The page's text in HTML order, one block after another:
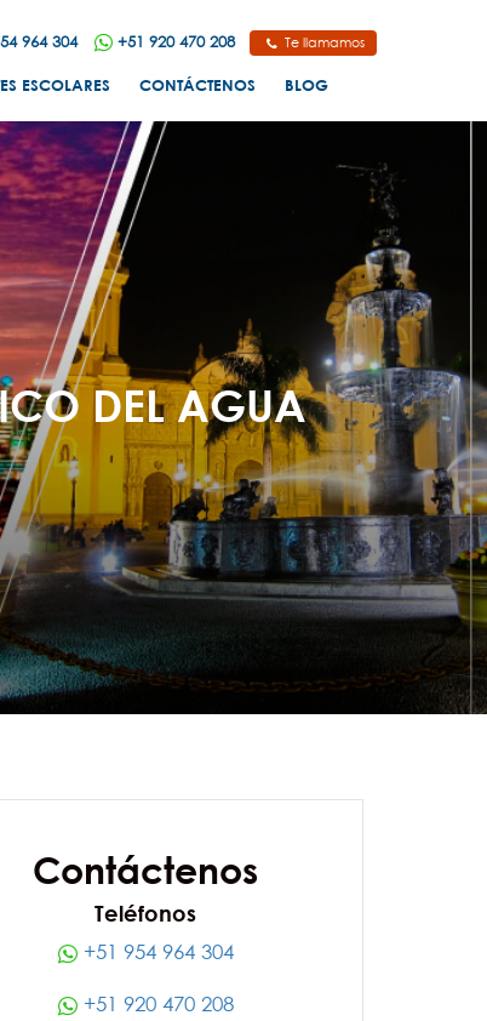
964 304 +51 920 470 208 Te llamamos
ESCOLARES CONTÁCTENOS BLOG
DEL AGUA
Contáctenos
Teléfonos
+51 954 964 304
+51 920 470 208